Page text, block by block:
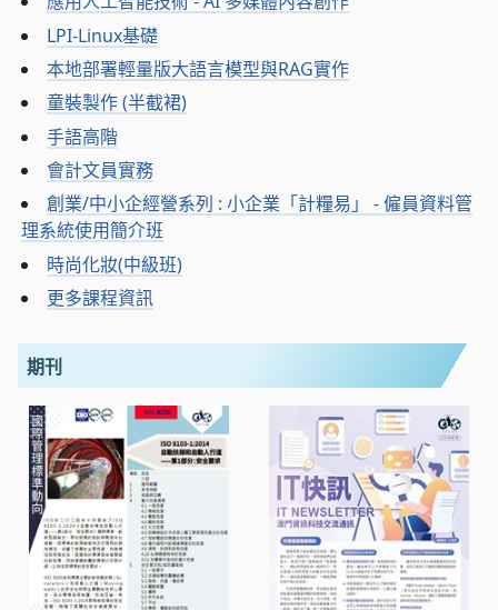
LPI-Linux基礎
本地部署輕量版大語言模型與RAG實作
童裝製作 (半截裙)
手語高階
會計文員實務
創業/中小企經營系列 : 小企業「計糧易」 - 僱員資料管
理系統使用簡介班
時尚化妝(中級班)
更多課程資訊
期刊